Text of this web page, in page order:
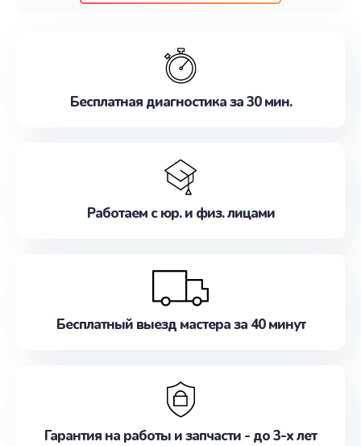
наилучшим образом. Не медлите записаться на
Бесплатная диагностика за 30 мин.
Работаем с юр. и физ. лицами
Бесплатный выезд мастера за 40 минут
Гарантия на работы и запчасти - до 3-х лет